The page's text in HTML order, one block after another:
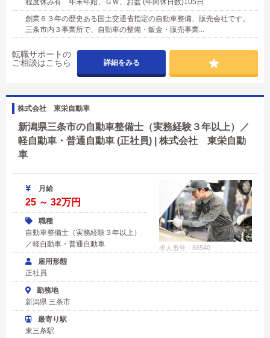
創業６３年の歴史ある国土交通省指定の自動車整備、販売会社です。
三条市内３事業所で、自動車の整備・鈑金・販売事業...
転職サポートの
ご相談はこちら
詳細をみる
株式会社 東栄自動車
新潟県三条市の自動車整備士（実務経験３年以上）／
軽自動車・普通自動車 (正社員) | 株式会社 東栄自動
車
求人番号：86540
月給
25 ～ 32万円
職種
自動車整備士（実務経験３年以上）
／軽自動車・普通自動車
雇用形態
正社員
勤務地
新潟県 三条市
最寄り駅
東三条駅